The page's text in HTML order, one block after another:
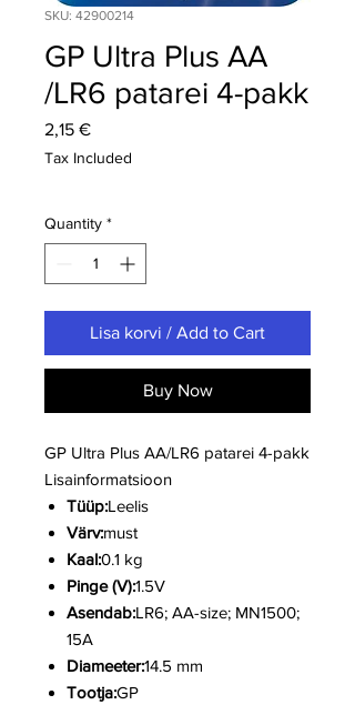
SKU: 42900214
GP Ultra Plus AA
/LR6 patarei 4-pakk
2,15 €Price
Tax Included
Quantity *
Lisa korvi / Add to Cart
Buy Now
GP Ultra Plus AA/LR6 patarei 4-pakk
Lisainformatsioon
Tüüp:Leelis
Värv:must
Kaal:0.1 kg
Pinge (V):1.5V
Asendab:LR6; AA-size; MN1500;
15A
Diameeter:14.5 mm
Tootja:GP